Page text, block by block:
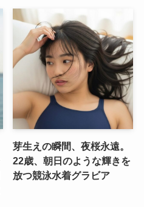
芽生えの瞬間、夜桜永遠。
22歳、朝日のような輝きを
放つ競泳水着グラビア